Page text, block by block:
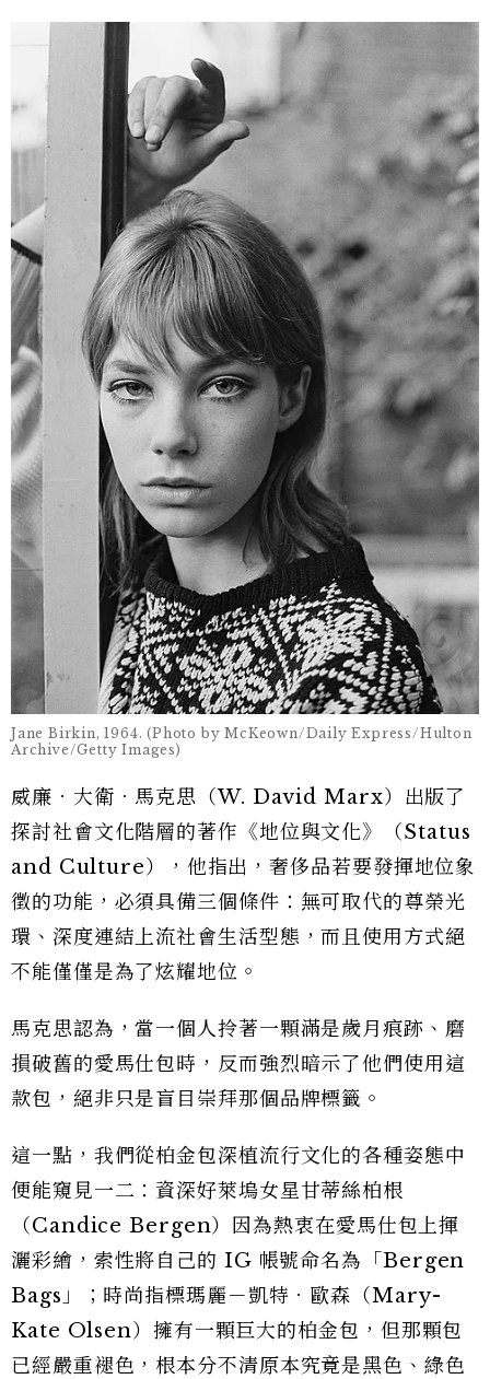
Jane Birkin, 1964. (Photo by McKeown/Daily Express/Hulton
Archive/Getty Images)
威廉．大衛．馬克思（W. David Marx）出版了
探討社會文化階層的著作《地位與文化》（Status
and Culture），他指出，奢侈品若要發揮地位象
徵的功能，必須具備三個條件：無可取代的尊榮光
環、深度連結上流社會生活型態，而且使用方式絕
不能僅僅是為了炫耀地位。
馬克思認為，當一個人拎著一顆滿是歲月痕跡、磨
損破舊的愛馬仕包時，反而強烈暗示了他們使用這
款包，絕非只是盲目崇拜那個品牌標籤。
這一點，我們從柏金包深植流行文化的各種姿態中
便能窺見一二：資深好萊塢女星甘蒂絲柏根
（Candice Bergen）因為熱衷在愛馬仕包上揮
灑彩繪，索性將自己的 IG 帳號命名為「Bergen
Bags」；時尚指標瑪麗－凱特．歐森（Mary-
Kate Olsen）擁有一顆巨大的柏金包，但那顆包
已經嚴重褪色，根本分不清原本究竟是黑色、綠色